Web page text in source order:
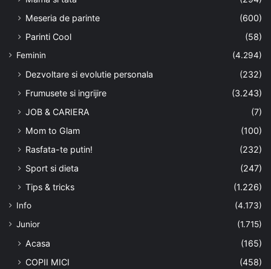
Meseria de parinte
(600)
Parinti Cool
(58)
Feminin (4.294)
Dezvoltare si evolutie personala
(232)
Frumusete si ingrijire
(3.243)
JOB & CARIERA
(7)
Mom to Glam
(100)
Rasfata-te putin!
(232)
Sport si dieta
(247)
Tips & tricks
(1.226)
Info
(4.173)
Junior
(1.715)
Acasa
(165)
COPII MICI
(458)